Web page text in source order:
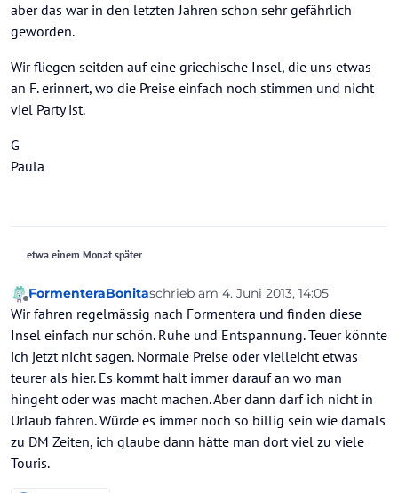
aber das war in den letzten Jahren schon sehr gefährlich
geworden.
Wir fliegen seitden auf eine griechische Insel, die uns etwas
an F. erinnert, wo die Preise einfach noch stimmen und nicht
viel Party ist.
G
Paula
etwa einem Monat später
Offline
FormenteraBonitaschrieb am 4. Juni 2013, 14:05
zuletzt editiert von
Wir fahren regelmässig nach Formentera und finden diese
Insel einfach nur schön. Ruhe und Entspannung. Teuer könnte
ich jetzt nicht sagen. Normale Preise oder vielleicht etwas
teurer als hier. Es kommt halt immer darauf an wo man
hingeht oder was macht machen. Aber dann darf ich nicht in
Urlaub fahren. Würde es immer noch so billig sein wie damals
zu DM Zeiten, ich glaube dann hätte man dort viel zu viele
Touris.